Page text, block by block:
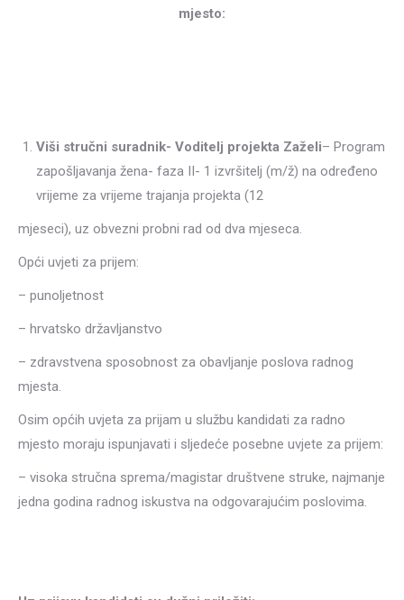
mjesto:
Viši stručni suradnik- Voditelj projekta Zaželi– Program
zapošljavanja žena- faza II- 1 izvršitelj (m/ž) na određeno
vrijeme za vrijeme trajanja projekta (12
mjeseci), uz obvezni probni rad od dva mjeseca.
Opći uvjeti za prijem:
– punoljetnost
– hrvatsko državljanstvo
– zdravstvena sposobnost za obavljanje poslova radnog
mjesta.
Osim općih uvjeta za prijam u službu kandidati za radno
mjesto moraju ispunjavati i sljedeće posebne uvjete za prijem:
– visoka stručna sprema/magistar društvene struke, najmanje
jedna godina radnog iskustva na odgovarajućim poslovima.